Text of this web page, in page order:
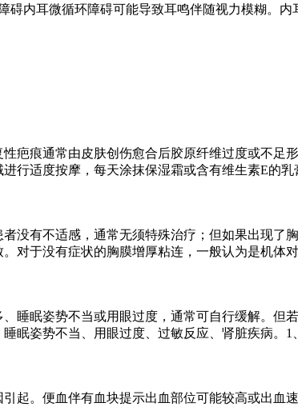
内耳微循环障碍可能导致耳鸣伴随视力模糊。
疤痕通常由皮肤创伤愈合后胶原纤维过度或不足
行适度按摩，每天涂抹保湿霜或含有维生素E的
没有不适感，通常无须特殊治疗；但如果出现了
对于没有症状的胸膜增厚粘连，一般认为是机体
睡眠姿势不当或用眼过度，通常可自行缓解。但
眠姿势不当、用眼过度、过敏反应、肾脏疾病。
起。便血伴有血块提示出血部位可能较高或出血